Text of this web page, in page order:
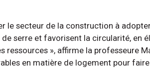
le secteur de la construction à
serre et favorisent la circularité, en
ressources », affirme la professeure
en matière de logement pour